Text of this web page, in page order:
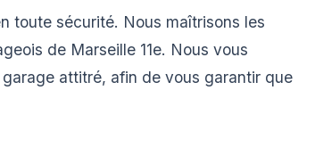
toute sécurité. Nous maîtrisons les
de Marseille 11e. Nous vous
attitré, afin de vous garantir que